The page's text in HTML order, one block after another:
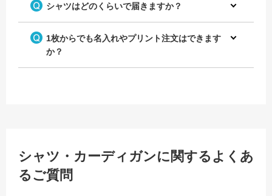
シャツはどのくらいで届きますか？
1枚からでも名入れやプリント注文はできます
か？
シャツ・カーディガンに関するよくあ
るご質問